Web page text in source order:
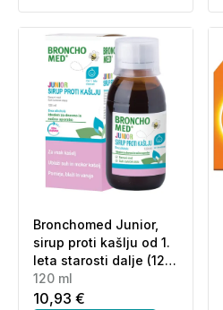
Bronchomed Junior,
sirup proti kašlju od 1.
leta starosti dalje (120
ml)
120 ml
10,93 €